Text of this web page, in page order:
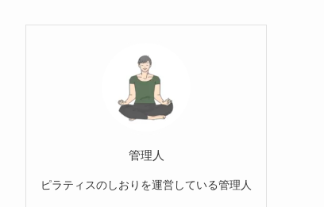
管理人
ピラティスのしおりを運営している管理人